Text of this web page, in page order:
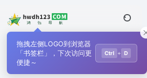
拖拽左侧LOGO到浏览器
「书签栏」，下次访问更
便捷～
Ctrl + D